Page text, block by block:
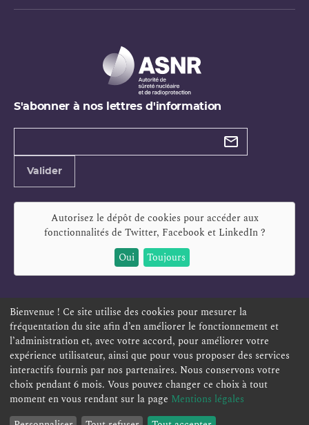
S'abonner à nos lettres d'information
Types de
Valider
Autorisez le dépôt de cookies pour accéder aux
fonctionnalités de Twitter, Facebook et LinkedIn?
Oui
Toujours
ESPACE PERSONNEL OFFRES D'EMPLOI SIGNALEMENT
TÉLÉSERVICES PLAN DU SITE
ACCESSIBILITÉ POLITIQUE DE CONFIDENTIALITÉ
MENTIONS LÉGALES CONTACT
Bienvenue ! Ce site utilise des cookies pour mesurer la
fréquentation du site afin d’en améliorer le fonctionnement et
l’administration et, avec votre accord, pour améliorer votre
expérience utilisateur, ainsi que pour vous proposer des services
interactifs fournis par nos partenaires. Nous conservons votre
choix pendant 6 mois. Vous pouvez changer ce choix à tout
moment en vous rendant sur la page Mentions légales